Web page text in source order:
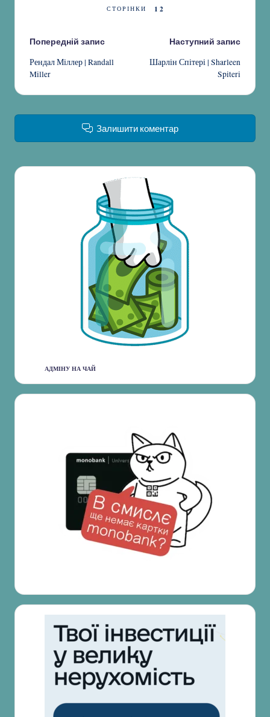
СТОРІНКИ 1 2
Навігація
по
запису
Попередній запис
Рендал Міллер | Randall
Miller
Наступний запис
Шарлін Спітері | Sharleen
Spiteri
Залишити коментар
АДМІНУ НА ЧАЙ